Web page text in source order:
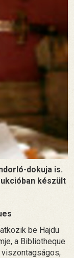
dokuja is.
készült
be Hajdu
a Bibliotheque
viszontagságos,